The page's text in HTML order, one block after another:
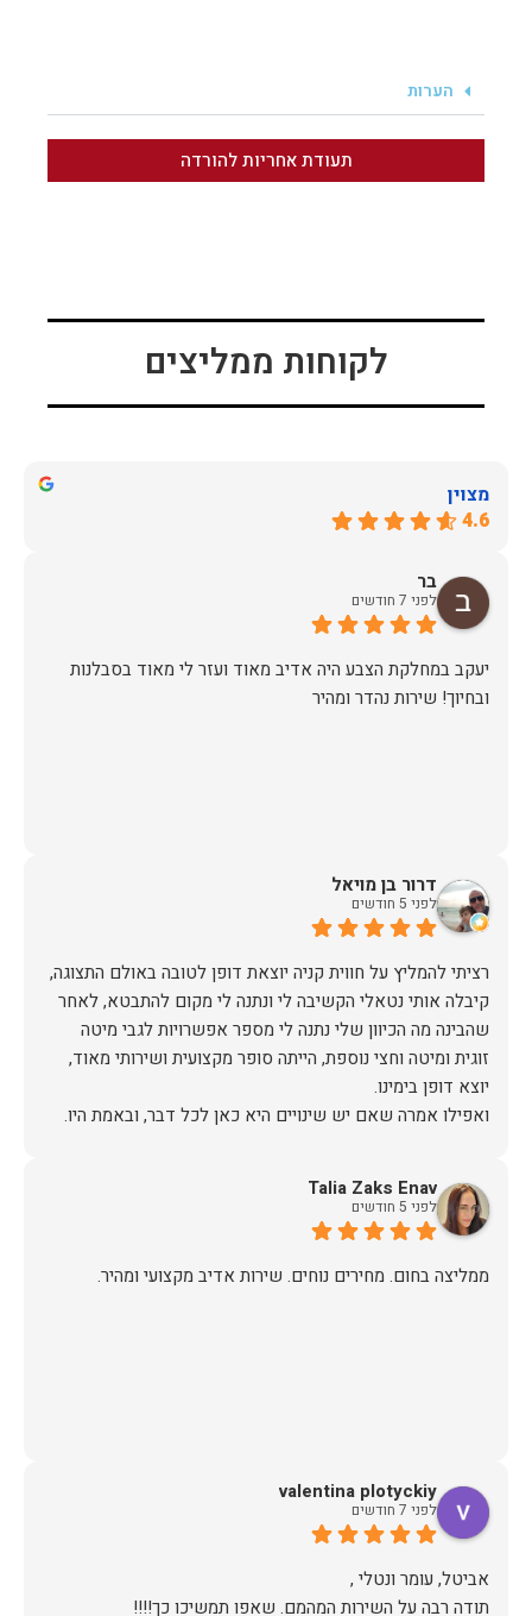
הערות
תעודת אחריות להורדה
לקוחות ממליצים
מצוין
4.6
בר
לפני 7 חודשים
יעקב במחלקת הצבע היה אדיב מאוד ועזר לי מאוד בסבלנות
ובחיוך! שירות נהדר ומהיר
דרור בן מויאל
לפני 5 חודשים
רציתי להמליץ על חווית קניה יוצאת דופן לטובה באולם התצוגה,
קיבלה אותי נטאלי הקשיבה לי ונתנה לי מקום להתבטא, לאחר
שהבינה מה הכיוון שלי נתנה לי מספר אפשרויות לגבי מיטה
זוגית ומיטה וחצי נוספת, הייתה סופר מקצועית ושירותי מאוד,
תודה. Talia Zaks Enav
לפני 5 חודשים
ממליצה בחום. מחירים נוחים. שירות אדיב מקצועי ומהיר.
valentina plotyckiy
לפני 7 חודשים
תודה רבה על השירות המהמם. שאפו תמשיכו כך!!!!